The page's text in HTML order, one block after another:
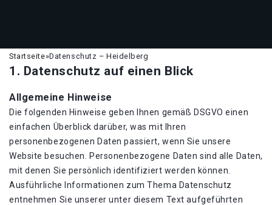
Startseite»Datenschutz – Heidelberg
1. Datenschutz auf einen Blick
Allgemeine Hinweise
Die folgenden Hinweise geben Ihnen gemäß DSGVO einen
einfachen Überblick darüber, was mit Ihren
personenbezogenen Daten passiert, wenn Sie unsere
Website besuchen. Personenbezogene Daten sind alle Daten,
mit denen Sie persönlich identifiziert werden können.
Ausführliche Informationen zum Thema Datenschutz
entnehmen Sie unserer unter diesem Text aufgeführten